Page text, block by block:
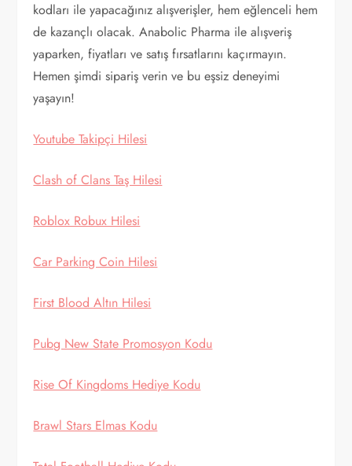
kodları ile yapacağınız alışverişler, hem eğlenceli hem
de kazançlı olacak. Anabolic Pharma ile alışveriş
yaparken, fiyatları ve satış fırsatlarını kaçırmayın.
Hemen şimdi sipariş verin ve bu eşsiz deneyimi
yaşayın!
Youtube Takipçi Hilesi
Clash of Clans Taş Hilesi
Roblox Robux Hilesi
Car Parking Coin Hilesi
First Blood Altın Hilesi
Pubg New State Promosyon Kodu
Rise Of Kingdoms Hediye Kodu
Brawl Stars Elmas Kodu